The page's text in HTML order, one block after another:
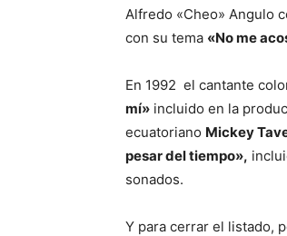
Alfredo «Cheo» Angulo
con su tema «No me
En 1992 el cantante
mí» incluido en la
ecuatoriano Mickey
pesar del tiempo»,
sonados.
Y para cerrar el listado,